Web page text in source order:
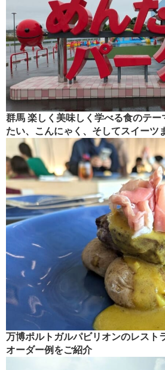
群馬 楽しく美味しく学べる食のテ
たい、こんにゃく、そしてスイーツ
万博ポルトガルパビリオンのレスト
オーダー例をご紹介